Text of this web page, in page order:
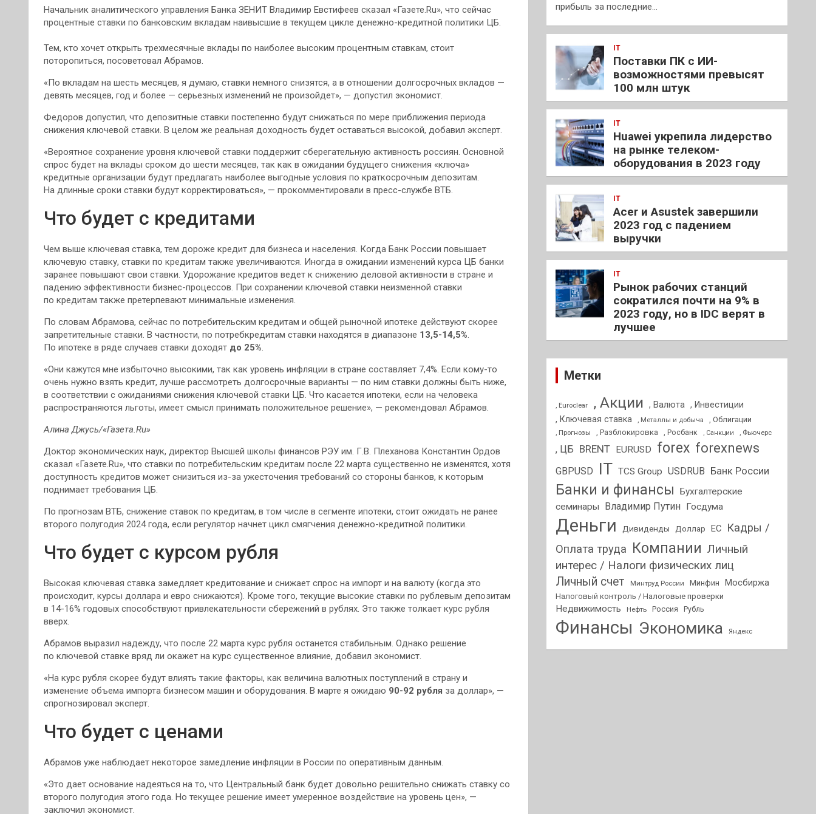
Начальник аналитического управления Банка ЗЕНИТ Владимир Евстифеев сказал «Газете.Ru», что сейчас
процентные ставки по банковским вкладам наивысшие в текущем цикле денежно-кредитной политики ЦБ.
Тем, кто хочет открыть трехмесячные вклады по наиболее высоким процентным ставкам, стоит
поторопиться, посоветовал Абрамов.
«По вкладам на шесть месяцев, я думаю, ставки немного снизятся, а в отношении долгосрочных вкладов —
девять месяцев, год и более — серьезных изменений не произойдет», — допустил экономист.
Федоров допустил, что депозитные ставки постепенно будут снижаться по мере приближения периода
снижения ключевой ставки. В целом же реальная доходность будет оставаться высокой, добавил эксперт.
«Вероятное сохранение уровня ключевой ставки поддержит сберегательную активность россиян. Основной
спрос будет на вклады сроком до шести месяцев, так как в ожидании будущего снижения «ключа»
кредитные организации будут предлагать наиболее выгодные условия по краткосрочным депозитам.
На длинные сроки ставки будут корректироваться», — прокомментировали в пресс-службе ВТБ.
Что будет с кредитами
Чем выше ключевая ставка, тем дороже кредит для бизнеса и населения. Когда Банк России повышает
ключевую ставку, ставки по кредитам также увеличиваются. Иногда в ожидании изменений курса ЦБ банки
заранее повышают свои ставки. Удорожание кредитов ведет к снижению деловой активности в стране и
падению эффективности бизнес-процессов. При сохранении ключевой ставки неизменной ставки
по кредитам также претерпевают минимальные изменения.
По словам Абрамова, сейчас по потребительским кредитам и общей рыночной ипотеке действуют скорее
запретительные ставки. В частности, по потребкредитам ставки находятся в диапазоне 13,5-14,5%
По ипотеке в ряде случаев ставки доходят до 25%
«Они кажутся мне избыточно высокими, так как уровень инфляции в стране составляет 7,4%. Если кому-то
очень нужно взять кредит, лучше рассмотреть долгосрочные варианты — по ним ставки должны быть ниже,
в соответствии с ожиданиями снижения ключевой ставки ЦБ. Что касается ипотеки, если на человека
распространяются льготы, имеет смысл принимать положительное решение», — рекомендовал Абрамов.
Алина Джусь/«Газета.Ru»
Доктор экономических наук, директор Высшей школы финансов РЭУ им. Г.В. Плеханова Константин Ордов
сказал «Газете.Ru», что ставки по потребительским кредитам после 22 марта существенно не изменятся, хотя
доступность кредитов может снизиться из-за ужесточения требований со стороны банков, к которым
поднимает требования ЦБ.
По прогнозам ВТБ, снижение ставок по кредитам, в том числе в сегменте ипотеки, стоит ожидать не ранее
второго полугодия 2024 года, если регулятор начнет цикл смягчения денежно-кредитной политики.
Что будет с курсом рубля
Высокая ключевая ставка замедляет кредитование и снижает спрос на импорт и на валюту (когда это
происходит, курсы доллара и евро снижаются). Кроме того, текущие высокие ставки по рублевым депозитам
в 14-16% годовых способствуют привлекательности сбережений в рублях. Это также толкает курс рубля
вверх.
Абрамов выразил надежду, что после 22 марта курс рубля останется стабильным. Однако решение
по ключевой ставке вряд ли окажет на курс существенное влияние, добавил экономист.
«На курс рубля скорее будут влиять такие факторы, как величина валютных поступлений в страну и
изменение объема импорта бизнесом машин и оборудования. В марте я ожидаю 90-92 рубля за доллар», —
спрогнозировал эксперт.
Что будет с ценами
Абрамов уже наблюдает некоторое замедление инфляции в России по оперативным данным.
«Это дает основание надеяться на то, что Центральный банк будет довольно решительно снижать ставку со
второго полугодия этого года. Но текущее решение имеет умеренное воздействие на уровень цен», —
заключил экономист.
прибыль за последние…
IT
Поставки ПК с ИИ-
возможностями превысят
100 млн штук
IT
Huawei укрепила лидерство
на рынке телеком-
оборудования в 2023 году
IT
Acer и Asustek завершили
2023 год с падением
выручки
IT
Рынок рабочих станций
сократился почти на 9% в
2023 году, но в IDC верят в
лучшее
Метки
, Euroclear , Акции , Валюта , Инвестиции
, Ключевая ставка
, Металлы и добыча , Облигации
, Прогнозы , Разблокировка , Росбанк , Санкции , Фьючерс
, ЦБ BRENT EURUSD forex forexnews
GBPUSD IT TCS Group USDRUB Банк России
Банки и финансы
Бухгалтерские
семинары
Владимир Путин Госдума
Деньги Дивиденды Доллар ЕС
Кадры /
Оплата труда Компании Личный
интерес / Налоги физических лиц
Личный счет Минтруд России Минфин Мосбиржа
Налоговый контроль / Налоговые проверки
Недвижимость Нефть Россия Рубль
Финансы Экономика Яндекс